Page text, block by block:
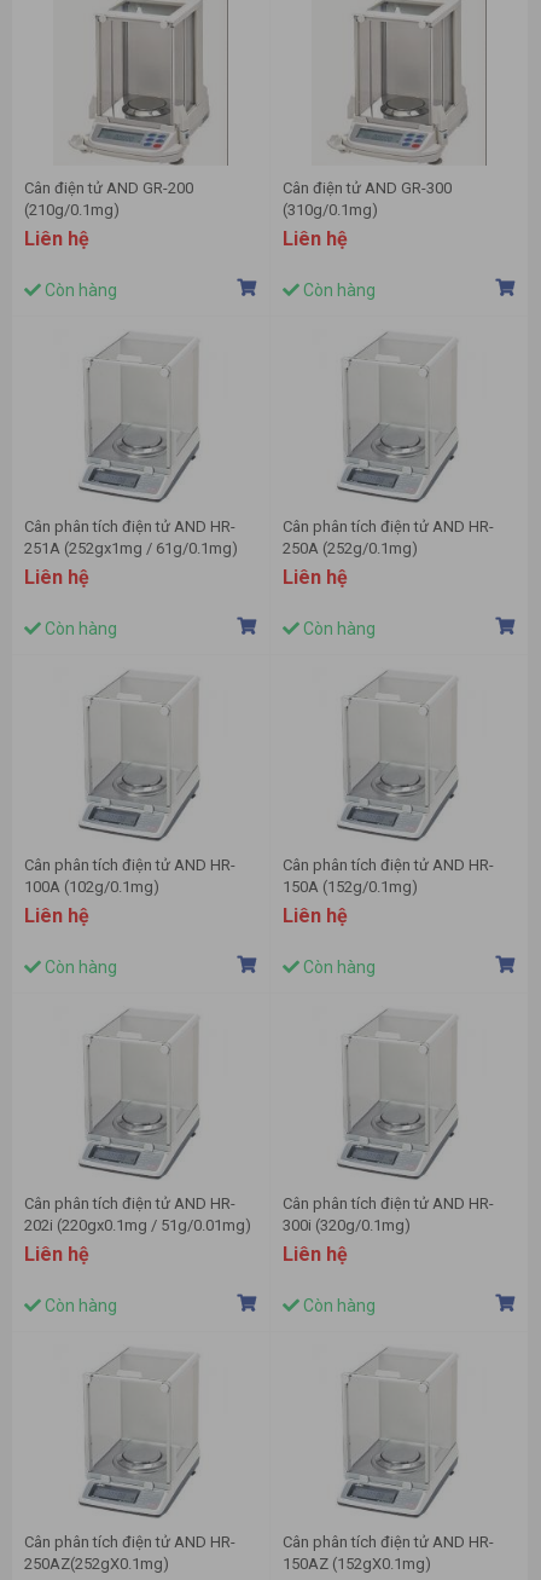
Cân điện tử AND GR-200
(210g/0.1mg)
Liên hệ
Còn hàng
Cân điện tử AND GR-300
(310g/0.1mg)
Liên hệ
Còn hàng
Cân phân tích điện tử AND HR-
251A (252gx1mg / 61g/0.1mg)
Liên hệ
Còn hàng
Cân phân tích điện tử AND HR-
250A (252g/0.1mg)
Liên hệ
Còn hàng
Cân phân tích điện tử AND HR-
100A (102g/0.1mg)
Liên hệ
Còn hàng
Cân phân tích điện tử AND HR-
150A (152g/0.1mg)
Liên hệ
Còn hàng
Cân phân tích điện tử AND HR-
202i (220gx0.1mg / 51g/0.01mg)
Liên hệ
Còn hàng
Cân phân tích điện tử AND HR-
300i (320g/0.1mg)
Liên hệ
Còn hàng
Cân phân tích điện tử AND HR-
250AZ(252gX0.1mg)
Cân phân tích điện tử AND HR-
150AZ (152gX0.1mg)